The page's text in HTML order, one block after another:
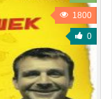
1800
0